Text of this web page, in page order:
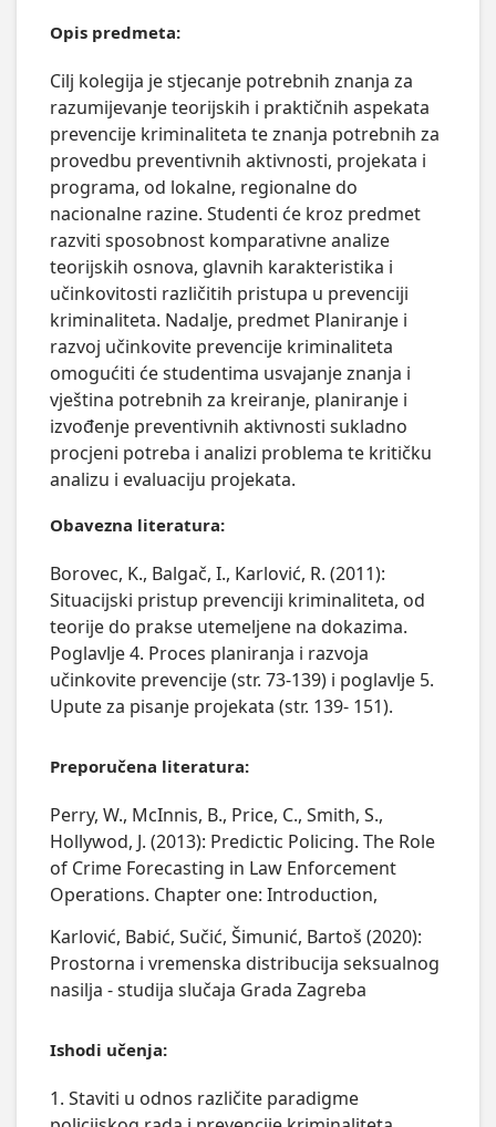
Opis predmeta:
Cilj kolegija je stjecanje potrebnih znanja za
razumijevanje teorijskih i praktičnih aspekata
prevencije kriminaliteta te znanja potrebnih za
provedbu preventivnih aktivnosti, projekata i
programa, od lokalne, regionalne do
nacionalne razine. Studenti će kroz predmet
razviti sposobnost komparativne analize
teorijskih osnova, glavnih karakteristika i
učinkovitosti različitih pristupa u prevenciji
kriminaliteta. Nadalje, predmet Planiranje i
razvoj učinkovite prevencije kriminaliteta
omogućiti će studentima usvajanje znanja i
vještina potrebnih za kreiranje, planiranje i
izvođenje preventivnih aktivnosti sukladno
procjeni potreba i analizi problema te kritičku
analizu i evaluaciju projekata.
Obavezna literatura:
Borovec, K., Balgač, I., Karlović, R. (2011):
Situacijski pristup prevenciji kriminaliteta, od
teorije do prakse utemeljene na dokazima.
Poglavlje 4. Proces planiranja i razvoja
učinkovite prevencije (str. 73-139) i poglavlje 5.
Upute za pisanje projekata (str. 139- 151).
Preporučena literatura:
Perry, W., McInnis, B., Price, C., Smith, S.,
Hollywod, J. (2013): Predictic Policing. The Role
of Crime Forecasting in Law Enforcement
Operations. Chapter one: Introduction,
Karlović, Babić, Sučić, Šimunić, Bartoš (2020):
Prostorna i vremenska distribucija seksualnog
nasilja - studija slučaja Grada Zagreba
Ishodi učenja:
1. Staviti u odnos različite paradigme